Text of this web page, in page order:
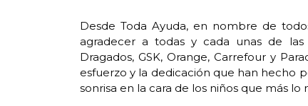
Desde Toda Ayuda, en nombre de
agradecer a todas y cada unas de las
Dragados, GSK, Orange, Carrefour y
esfuerzo y la dedicación que han hecho
sonrisa en la cara de los niños que más lo